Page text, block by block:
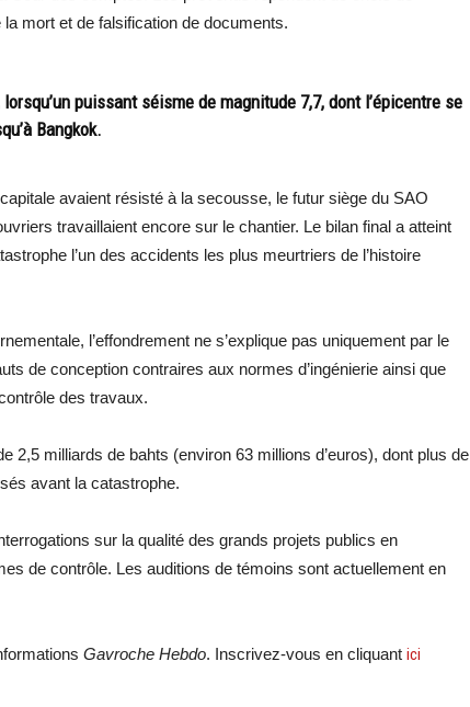
mort et de falsification de documents.
puissant séisme de magnitude 7,7, dont l’épicentre se
Bangkok.
avaient résisté à la secousse, le futur siège du SAO
travaillaient encore sur le chantier. Le bilan final a atteint
l’un des accidents les plus meurtriers de l’histoire
l’effondrement ne s’explique pas uniquement par le
de conception contraires aux normes d’ingénierie ainsi que
des travaux.
2,5 milliards de bahts (environ 63 millions d’euros), dont plus de
avant la catastrophe.
sur la qualité des grands projets publics en
de contrôle. Les auditions de témoins sont actuellement en
Gavroche Hebdo. Inscrivez-vous en cliquant ici